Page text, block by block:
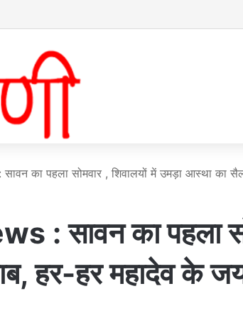
का पहला सोमवार , शिवालयों में उमड़ा आस्था का
: सावन का पहला
हर-हर महादेव के